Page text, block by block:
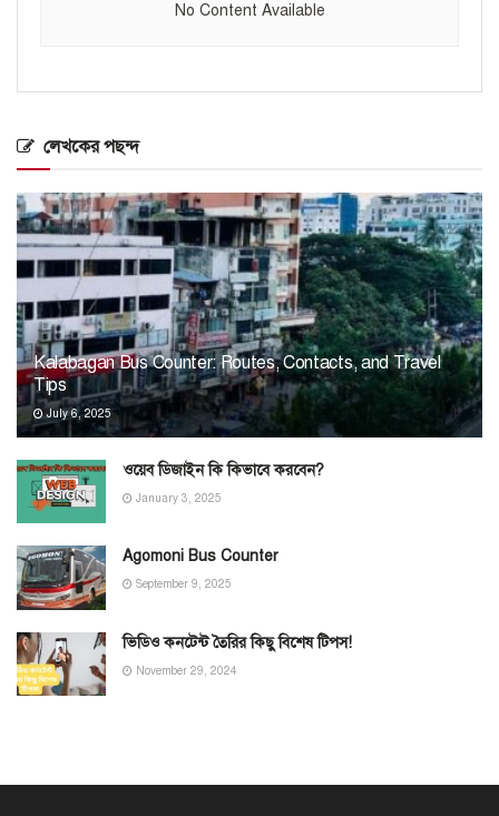
No Content Available
লেখকের পছন্দ
Kalabagan Bus Counter: Routes, Contacts, and Travel
Tips
July 6, 2025
ওয়েব ডিজাইন কি কিভাবে করবেন?
January 3, 2025
Agomoni Bus Counter
September 9, 2025
ভিডিও কনটেন্ট তৈরির কিছু বিশেষ টিপস!
November 29, 2024